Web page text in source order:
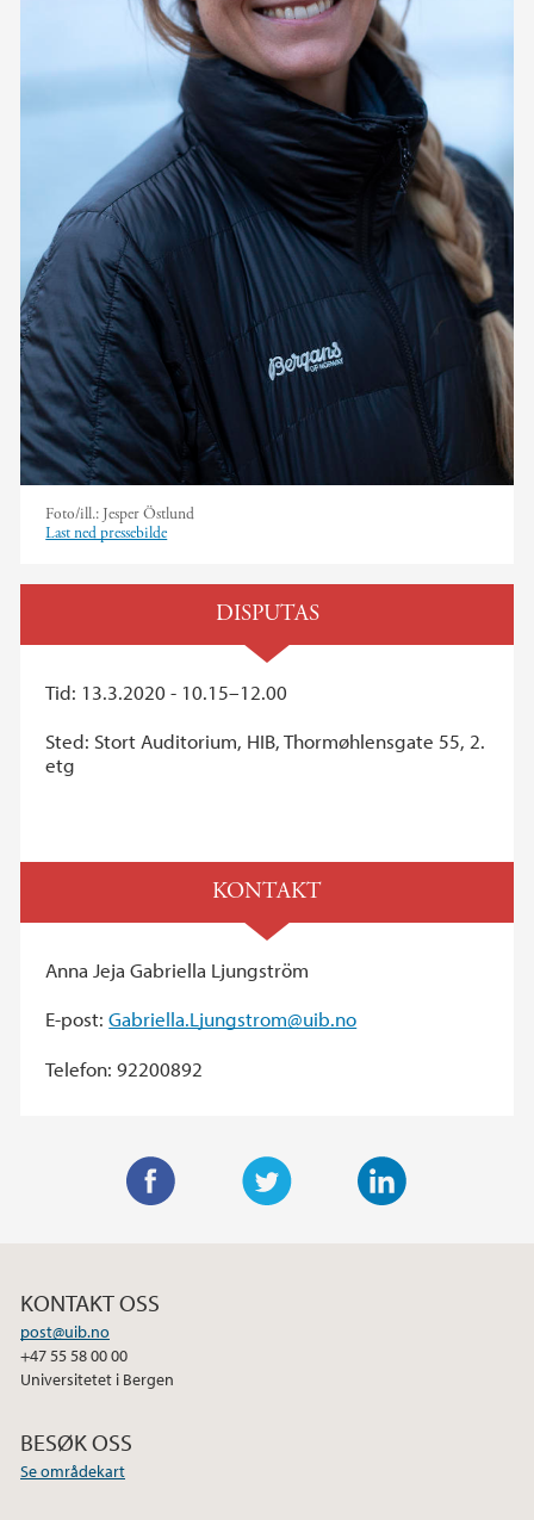
Foto/ill.: Jesper Östlund
Last ned pressebilde
DISPUTAS
Tid: 13.3.2020 - 10.15–12.00
Sted: Stort Auditorium, HIB, Thormøhlensgate 55, 2.
etg
KONTAKT
Anna Jeja Gabriella Ljungström
E-post:Gabriella.Ljungstrom@uib.no
Telefon: 92200892
e
o
k
KONTAKT OSS
post@uib.no
+47 55 58 00 00
Universitetet i Bergen
BESØK OSS
Se områdekart